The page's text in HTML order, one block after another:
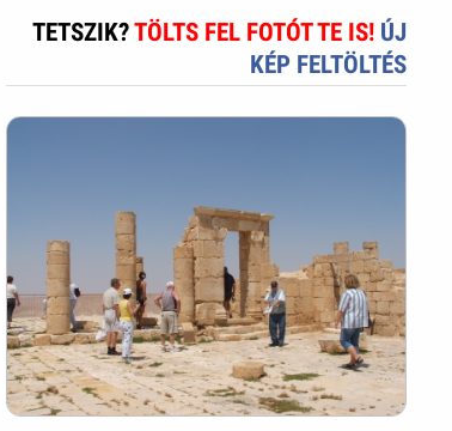
TETSZIK?TÖLTS FEL FOTÓT TE IS! ÚJ
KÉP FELTÖLTÉS